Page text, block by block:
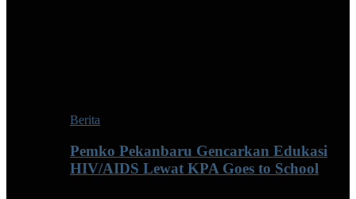
Berita
Pemko Pekanbaru Gencarkan Edukasi
HIV/AIDS Lewat KPA Goes to School